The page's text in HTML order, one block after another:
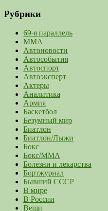
Рубрики
69-я параллель
MMA
Автоновости
Автособытия
Автоспорт
Автоэксперт
Актеры
Аналитика
Армия
Баскетбол
Безумный мир
Биатлон
Биатлон/Лыжи
Бокс
Бокс/MMA
Болезни и лекарства
Бортжурнал
Бывший СССР
В мире
В России
Вещи